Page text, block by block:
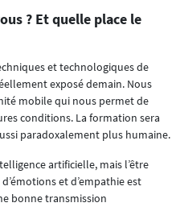
? Et quelle place le
et technologiques de
exposé demain. Nous
mobile qui nous permet de
conditions. La formation sera
paradoxalement plus humaine.
artificielle, mais l’être
et d’empathie est
bonne transmission